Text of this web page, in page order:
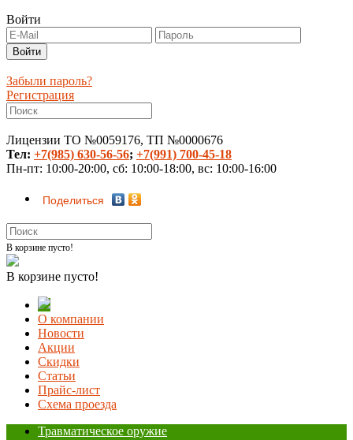
Войти
Забыли пароль?
Регистрация
Лицензии ТО №0059176, ТП №0000676
Тел: +7(985) 630-56-56; +7(991) 700-45-18
Пн-пт: 10:00-20:00, сб: 10:00-18:00, вс: 10:00-16:00
Поделиться
В корзине пусто!
В корзине пусто!
О компании
Новости
Акции
Скидки
Статьи
Прайс-лист
Схема проезда
Травматическое оружие